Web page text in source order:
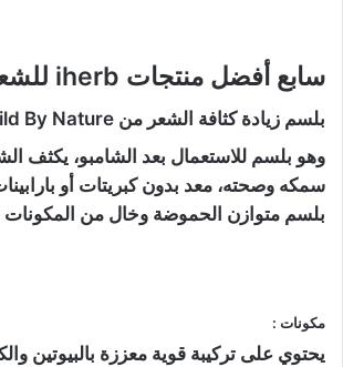
سابع أفضل منتجات iherb للشعر :
بلسم زيادة كثافة الشعر من Mild By Nature :
وهو بلسم للاستعمال بعد الشامبو، يكثف
سمكه وصحته، معد بدون كبريتات أو
بلسم متوازن الحموضة وخال من المكونات
مكونات :
يحتوي على تركيبة قوية معززة بالبيوتين